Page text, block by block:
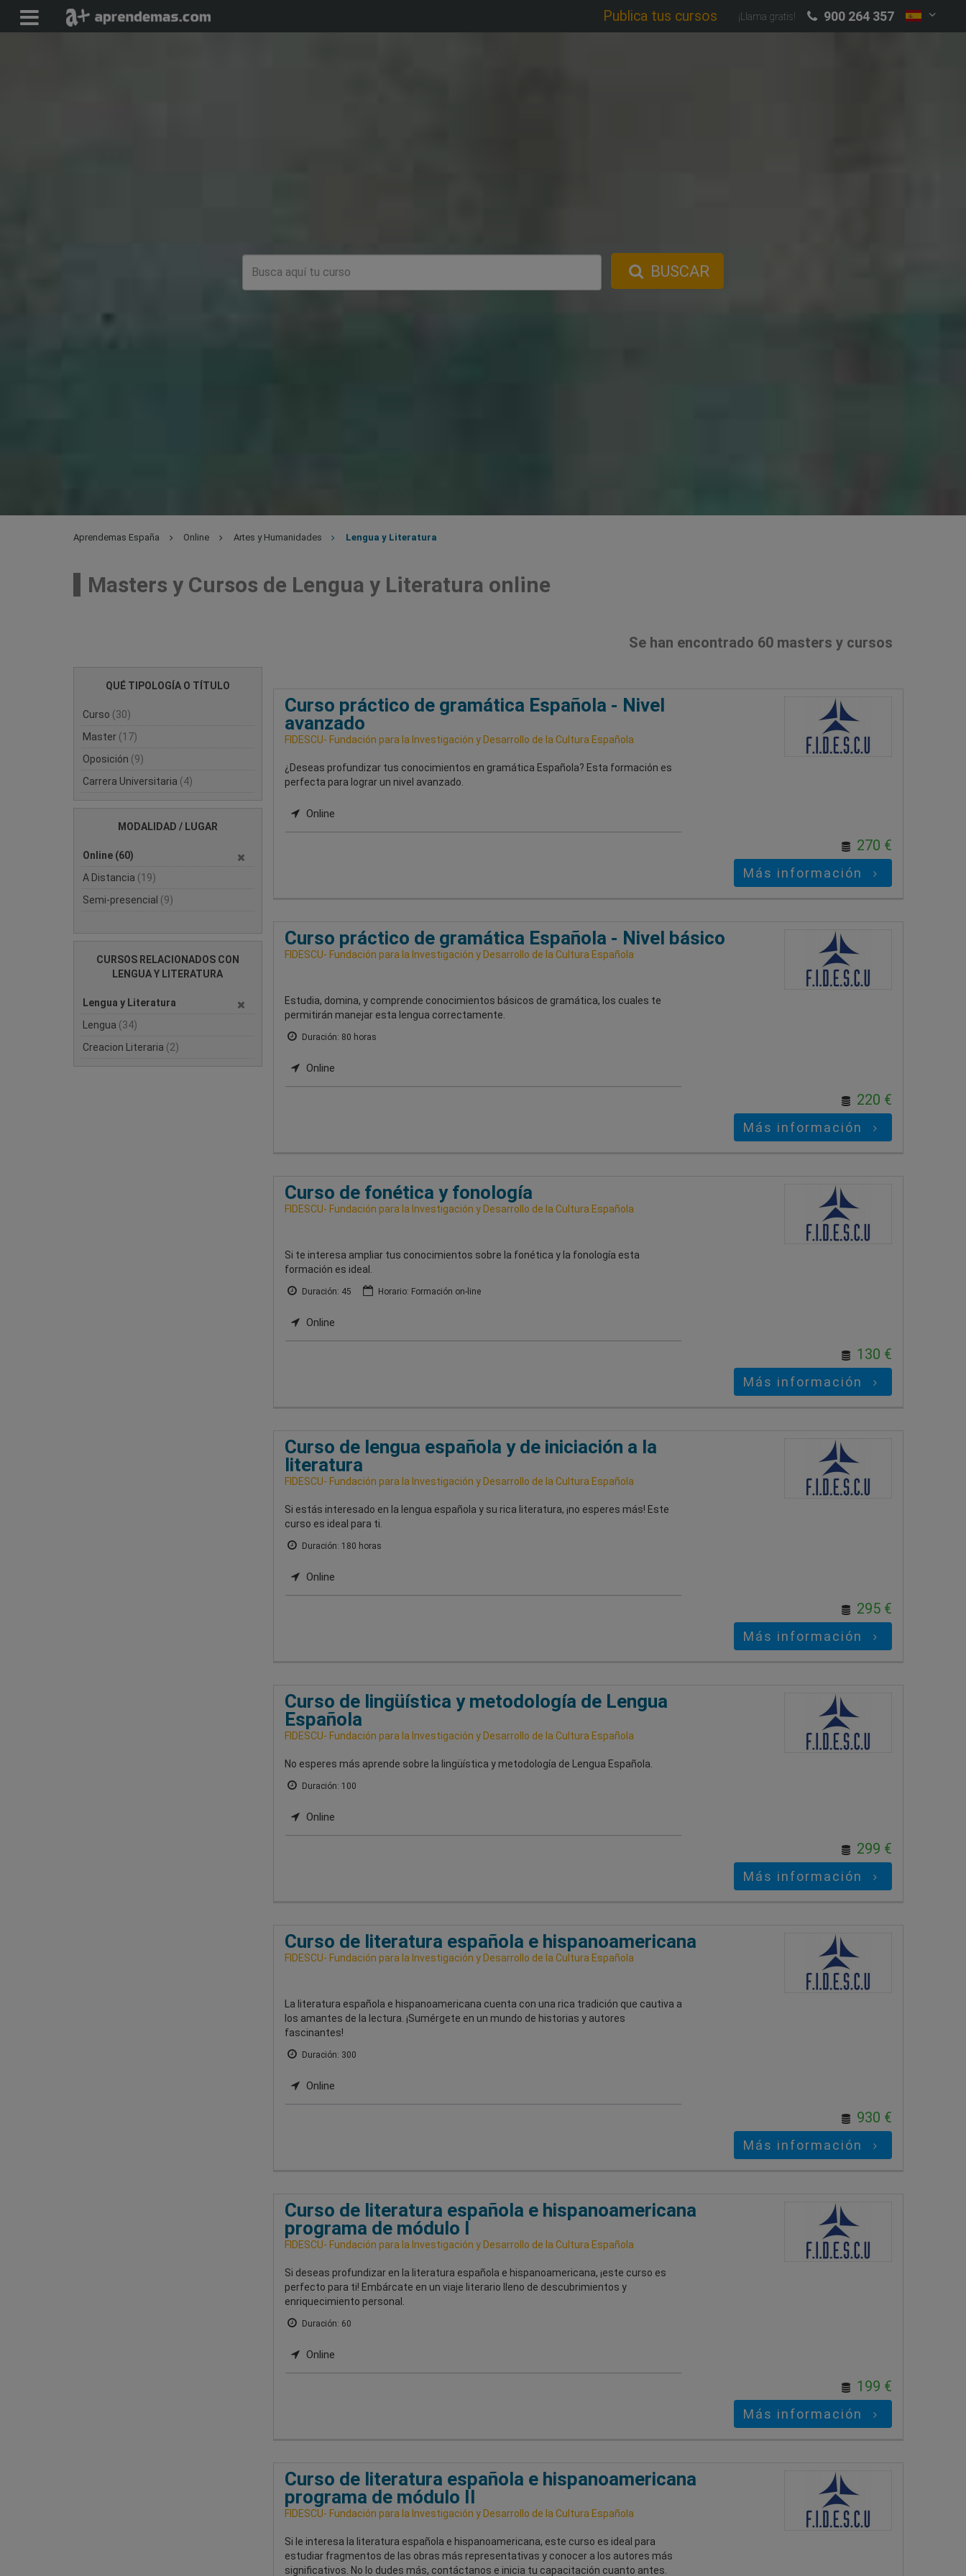
Publica tus cursos ¡Llama gratis! 900 264 357
BUSCAR
Aprendemas España Online Artes y Humanidades Lengua y Literatura
Masters y Cursos de Lengua y Literatura online
Se han encontrado 60 masters y cursos
QUÉ TIPOLOGÍA O TÍTULO
Curso (30)
Master (17)
Oposición (9)
Carrera Universitaria (4)
MODALIDAD / LUGAR
Online (60)
A Distancia (19)
Semi-presencial (9)
CURSOS RELACIONADOS CON
LENGUA Y LITERATURA
Lengua y Literatura
Lengua (34)
Creacion Literaria (2)
Curso práctico de gramática Española - Nivel
avanzado
FIDESCU- Fundación para la Investigación y Desarrollo de la Cultura Española
¿Deseas profundizar tus conocimientos en gramática Española? Esta formación es
perfecta para lograr un nivel avanzado.
Online
270 €
Más información
Curso práctico de gramática Española - Nivel básico
FIDESCU- Fundación para la Investigación y Desarrollo de la Cultura Española
Estudia, domina, y comprende conocimientos básicos de gramática, los cuales te
permitirán manejar esta lengua correctamente.
Duración: 80 horas
Online
220 €
Más información
Curso de fonética y fonología
FIDESCU- Fundación para la Investigación y Desarrollo de la Cultura Española
Si te interesa ampliar tus conocimientos sobre la fonética y la fonología esta
formación es ideal.
Duración: 45 Horario: Formación on-line
Online
130 €
Más información
Curso de lengua española y de iniciación a la
literatura
FIDESCU- Fundación para la Investigación y Desarrollo de la Cultura Española
Si estás interesado en la lengua española y su rica literatura, ¡no esperes más! Este
curso es ideal para ti.
Duración: 180 horas
Online
295 €
Más información
Curso de lingüística y metodología de Lengua
Española
FIDESCU- Fundación para la Investigación y Desarrollo de la Cultura Española
No esperes más aprende sobre la lingüística y metodología de Lengua Española.
Duración: 100
Online
299 €
Más información
Curso de literatura española e hispanoamericana
FIDESCU- Fundación para la Investigación y Desarrollo de la Cultura Española
La literatura española e hispanoamericana cuenta con una rica tradición que cautiva a
los amantes de la lectura. ¡Sumérgete en un mundo de historias y autores
fascinantes!
Duración: 300
Online
930 €
Más información
Curso de literatura española e hispanoamericana
programa de módulo I
FIDESCU- Fundación para la Investigación y Desarrollo de la Cultura Española
Si deseas profundizar en la literatura española e hispanoamericana, ¡este curso es
perfecto para ti! Embárcate en un viaje literario lleno de descubrimientos y
enriquecimiento personal.
Duración: 60
Online
199 €
Más información
Curso de literatura española e hispanoamericana
programa de módulo II
FIDESCU- Fundación para la Investigación y Desarrollo de la Cultura Española
Si le interesa la literatura española e hispanoamericana, este curso es ideal para
estudiar fragmentos de las obras más representativas y conocer a los autores más
significativos. No lo dudes más, contáctanos e inicia tu capacitación cuanto antes.